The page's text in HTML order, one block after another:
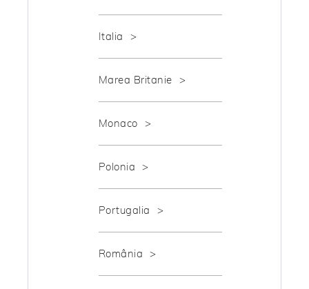
Italia
Marea Britanie
Monaco
Polonia
Portugalia
România